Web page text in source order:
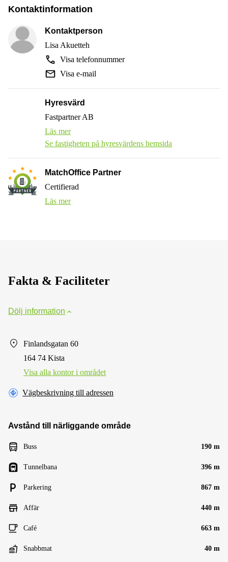
Kontaktinformation
Kontaktperson
Lisa Akuetteh
Visa telefonnummer
Visa e-mail
Hyresvärd
Fastpartner AB
Läs mer
Se fastigheten på hyresvärdens hemsida
MatchOffice Partner
Certifierad
Läs mer
Fakta & Faciliteter
Dölj information
Finlandsgatan 60
164 74 Kista
Visa alla kontor i området
Vägbeskrivning till adressen
Avstånd till närliggande område
Buss 190 m
Tunnelbana 396 m
Parkering 867 m
Affär 440 m
Café 663 m
Snabbmat 40 m